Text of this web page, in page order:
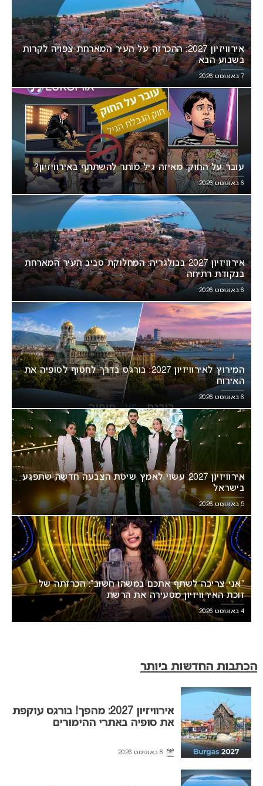
אירוויזיון 2027: ההכרזה על העיר המארחת צפויה לקרות
בשבוע הבא
7 באוגוסט 2026
עובר על החוק: מאיזה גיל מותר להשתתף באירוויזיון?
6 באוגוסט 2026
אירוויזיון 2027 בבולגריה: המחלוקת סביב העיר המארחת
בנקודת רתיחה
6 באוגוסט 2026
המירוץ לאירוויזיון 2027: בורגס בדרך לחטוף לסופיה את
האירוח
6 באוגוסט 2026
אירוויזיון 2027 עשוי לאמץ שיטת הצבעה חדשה שתפגע
בישראל
5 באוגוסט 2026
“אני צריכה לשתף אתכם במשהו חשוב”: הכרזתה של
זוכת האירוויזיון מסעירה את הרשת
4 באוגוסט 2026
הכתבות החדשות ביותר
אירוויזיון 2027: מהפך! בורגס עוקפת
את סופיה באתרי ההימורים
8 באוגוסט 2026